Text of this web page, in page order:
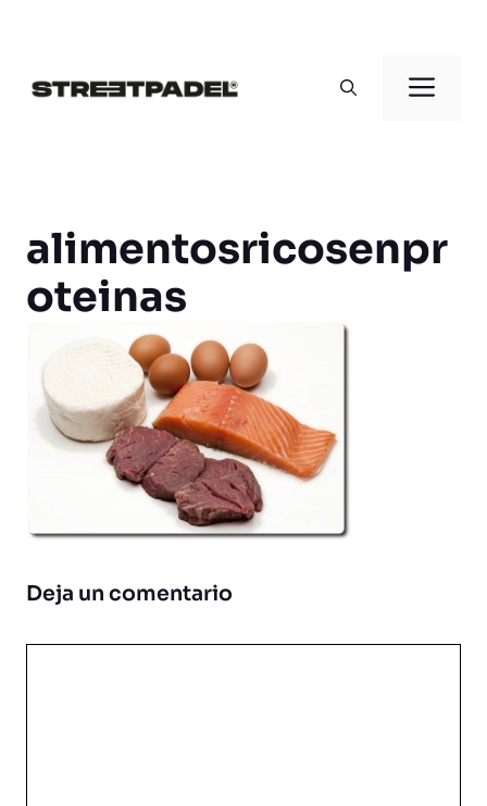
contenido
alimentosricosenpr
oteinas
Deja un comentario